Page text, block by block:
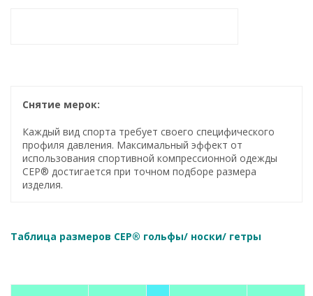
Снятие мерок:
Каждый вид спорта требует своего специфического
профиля давления. Максимальный эффект от
использования спортивной компрессионной одежды
CEP® достигается при точном подборе размера
изделия.
Таблица размеров CEP® гольфы/ носки/ гетры